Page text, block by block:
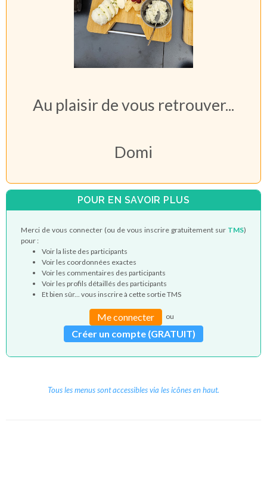
Au plaisir de vous retrouver...
Domi
POUR EN SAVOIR PLUS
Merci de vous connecter (ou de vous inscrire gratuitement sur TMS)
pour :
Voir la liste des participants
Voir les coordonnées exactes
Voir les commentaires des participants
Voir les profils détaillés des participants
Et bien sûr... vous inscrire à cette sortie TMS
Me connecter ou
Créer un compte (GRATUIT)
Tous les menus sont accessibles via les icônes en haut.